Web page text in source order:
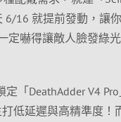
6/16 就提前發動，讓
定嚇得讓敵人臉發綠
「DeathAdder V4
打低延遲與高精準度！